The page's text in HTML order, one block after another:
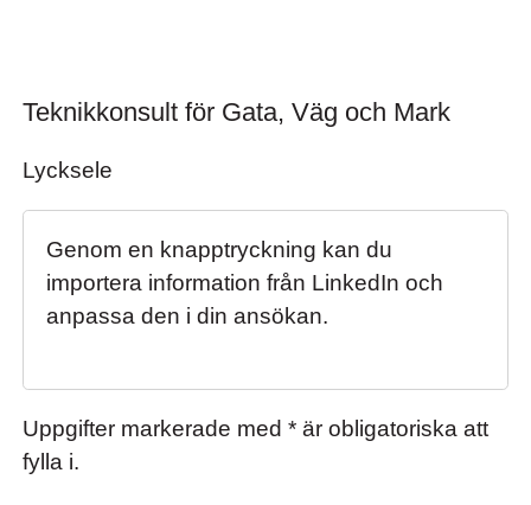
Teknikkonsult för Gata, Väg och Mark
Teknikkonsult för Gata, Väg och Mark
Lycksele
Genom en knapptryckning kan du
importera information från LinkedIn och
anpassa den i din ansökan.
Uppgifter markerade med * är obligatoriska att
fylla i.